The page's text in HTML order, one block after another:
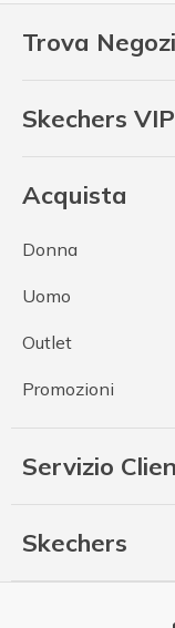
Trova
Skechers
Acquista
Donna
Uomo
Outlet
Promozioni
Servizio
Skechers